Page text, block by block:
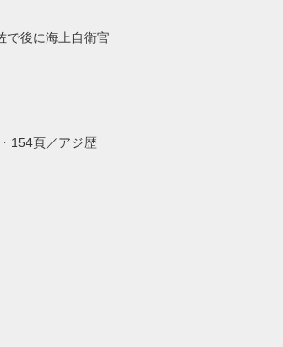
で後に海上自衛官
154頁／アジ歴